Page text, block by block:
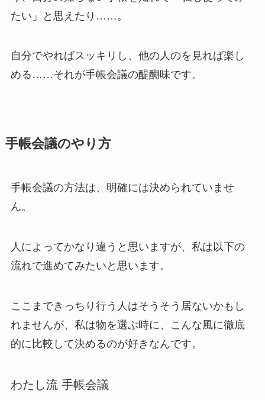
たい」と思えたり……。
自分でやればスッキリし、他の人のを見れば楽し
める……それが手帳会議の醍醐味です。
手帳会議のやり方
手帳会議の方法は、明確には決められていませ
ん。
人によってかなり違うと思いますが、私は以下の
流れで進めてみたいと思います。
ここまできっちり行う人はそうそう居ないかもし
れませんが、私は物を選ぶ時に、こんな風に徹底
的に比較して決めるのが好きなんです。
わたし流 手帳会議